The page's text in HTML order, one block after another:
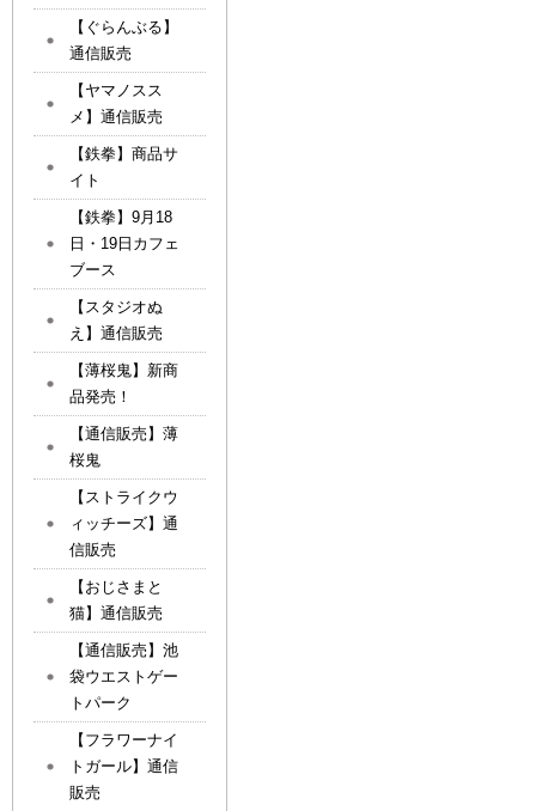
【ぐらんぶる】
通信販売
【ヤマノスス
メ】通信販売
【鉄拳】商品サ
イト
【鉄拳】9月18
日・19日カフェ
ブース
【スタジオぬ
え】通信販売
【薄桜鬼】新商
品発売！
【通信販売】薄
桜鬼
【ストライクウ
ィッチーズ】通
信販売
【おじさまと
猫】通信販売
【通信販売】池
袋ウエストゲー
トパーク
【フラワーナイ
トガール】通信
販売